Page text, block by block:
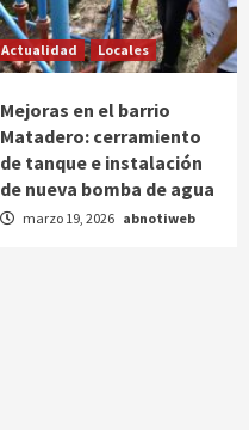
Actualidad Locales
Mejoras en el barrio
Matadero: cerramiento
de tanque e instalación
de nueva bomba de agua
marzo 19, 2026 abnotiweb